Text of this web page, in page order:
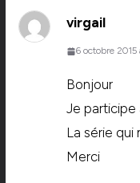
virgail
6 octobre 2015
Bonjour
Je participe
La série qui
Merci